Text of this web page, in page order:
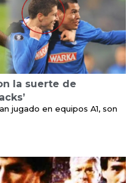
la suerte de
jugado en equipos A1, son